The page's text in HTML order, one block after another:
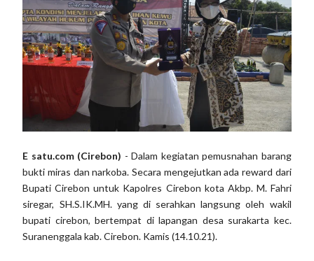
E satu.com (Cirebon) - Dalam kegiatan pemusnahan barang
bukti miras dan narkoba. Secara mengejutkan ada reward dari
Bupati Cirebon untuk Kapolres Cirebon kota Akbp. M. Fahri
siregar, SH.S.IK.MH. yang di serahkan langsung oleh wakil
bupati cirebon, bertempat di lapangan desa surakarta kec.
Suranenggala kab. Cirebon. Kamis (14.10.21).